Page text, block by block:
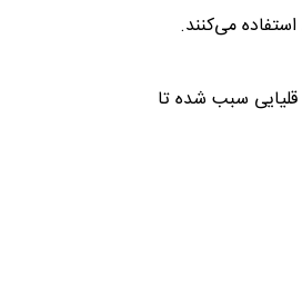
می‌کنند.
قلیایی سبب شده تا